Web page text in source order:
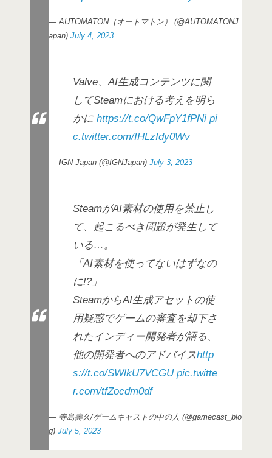
— AUTOMATON（オートマトン） (@AUTOMATONJ
apan) July 4, 2023
Valve、AI生成コンテンツに関
してSteamにおける考えを明ら
かに https://t.co/QwFpY1fPNi pi
c.twitter.com/IHLzIdy0Wv
— IGN Japan (@IGNJapan) July 3, 2023
SteamがAI素材の使用を禁止し
て、起こるべき問題が発生して
いる…。
「AI素材を使ってないはずなの
に!?」
SteamからAI生成アセットの使
用疑惑でゲームの審査を却下さ
れたインディー開発者が語る、
他の開発者へのアドバイスhttp
s://t.co/SWlkU7VCGU pic.twitte
r.com/tfZocdm0df
— 寺島壽久/ゲームキャストの中の人 (@gamecast_blo
g) July 5, 2023